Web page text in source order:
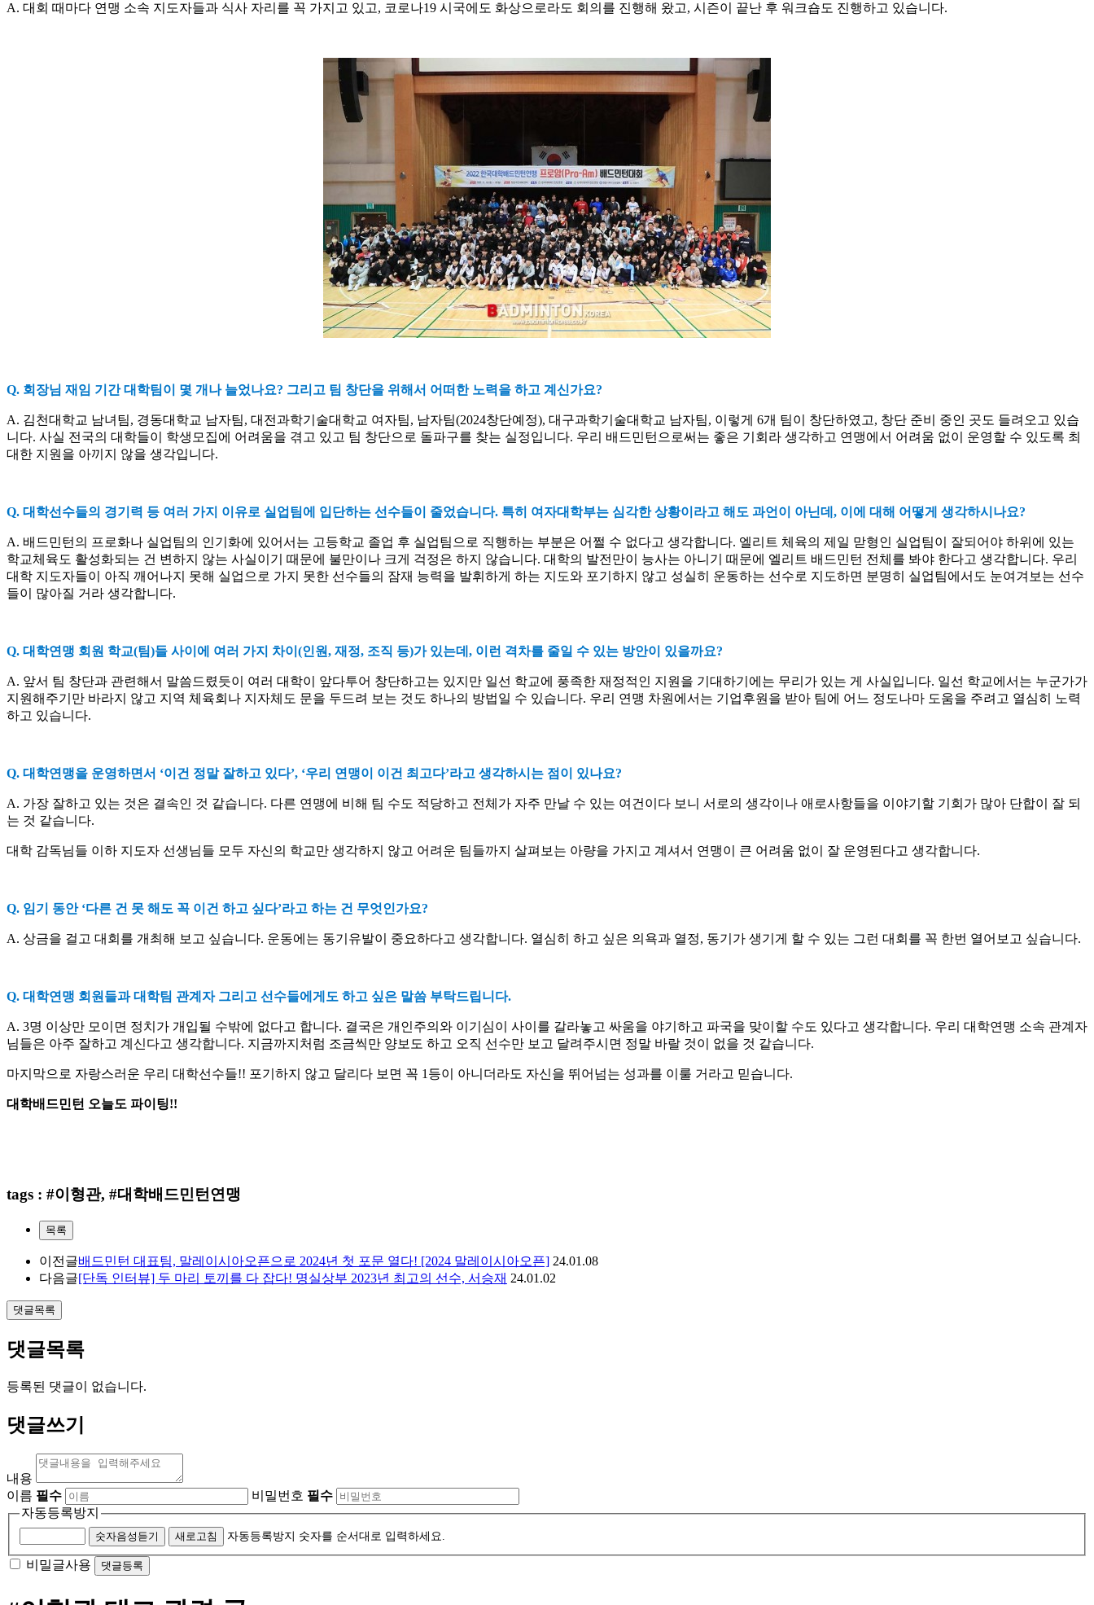
A. 대회 때마다 연맹 소속 지도자들과 식사 자리를 꼭 가지고 있고, 코로나19 시국에도 화상으로라도 회의를 진행해 왔고, 시즌이 끝난 후 워크숍도 진행하고 있습니다.
Q. 회장님 재임 기간 대학팀이 몇 개나 늘었나요? 그리고 팀 창단을 위해서 어떠한 노력을 하고 계신가요?
A. 김천대학교 남녀팀, 경동대학교 남자팀, 대전과학기술대학교 여자팀, 남자팀(2024창단예정), 대구과학기술대학교 남자팀, 이렇게 6개 팀이 창단하였고, 창단 준비 중인 곳도 들려오고 있습
니다. 사실 전국의 대학들이 학생모집에 어려움을 겪고 있고 팀 창단으로 돌파구를 찾는 실정입니다. 우리 배드민턴으로써는 좋은 기회라 생각하고 연맹에서 어려움 없이 운영할 수 있도록 최
대한 지원을 아끼지 않을 생각입니다.
Q. 대학선수들의 경기력 등 여러 가지 이유로 실업팀에 입단하는 선수들이 줄었습니다. 특히 여자대학부는 심각한 상황이라고 해도 과언이 아닌데 , 이에 대해 어떻게 생각하시나요?
A. 배드민턴의 프로화나 실업팀의 인기화에 있어서는 고등학교 졸업 후 실업팀으로 직행하는 부분은 어쩔 수 없다고 생각합니다. 엘리트 체육의 제일 맏형인 실업팀이 잘되어야 하위에 있는
학교체육도 활성화되는 건 변하지 않는 사실이기 때문에 불만이나 크게 걱정은 하지 않습니다. 대학의 발전만이 능사는 아니기 때문에 엘리트 배드민턴 전체를 봐야 한다고 생각합니다. 우리
대학 지도자들이 아직 깨어나지 못해 실업으로 가지 못한 선수들의 잠재 능력을 발휘하게 하는 지도와 포기하지 않고 성실히 운동하는 선수로 지도하면 분명히 실업팀에서도 눈여겨보는 선수
들이 많아질 거라 생각합니다.
Q. 대학연맹 회원 학교(팀)들 사이에 여러 가지 차이 (인원, 재정, 조직 등)가 있는데 , 이런 격차를 줄일 수 있는 방안이 있을까요?
A. 앞서 팀 창단과 관련해서 말씀드렸듯이 여러 대학이 앞다투어 창단하고는 있지만 일선 학교에 풍족한 재정적인 지원을 기대하기에는 무리가 있는 게 사실입니다. 일선 학교에서는 누군가가
지원해주기만 바라지 않고 지역 체육회나 지자체도 문을 두드려 보는 것도 하나의 방법일 수 있습니다. 우리 연맹 차원에서는 기업후원을 받아 팀에 어느 정도나마 도움을 주려고 열심히 노력
하고 있습니다.
Q. 대학연맹을 운영하면서 ‘이건 정말 잘하고 있다’, ‘우리 연맹이 이건 최고다’라고 생각하시는 점이 있나요?
A. 가장 잘하고 있는 것은 결속인 것 같습니다. 다른 연맹에 비해 팀 수도 적당하고 전체가 자주 만날 수 있는 여건이다 보니 서로의 생각이나 애로사항들을 이야기할 기회가 많아 단합이 잘 되
는 것 같습니다.
대학 감독님들 이하 지도자 선생님들 모두 자신의 학교만 생각하지 않고 어려운 팀들까지 살펴보는 아량을 가지고 계셔서 연맹이 큰 어려움 없이 잘 운영된다고 생각합니다.
Q. 임기 동안 ‘다른 건 못 해도 꼭 이건 하고 싶다’라고 하는 건 무엇인가요?
A. 상금을 걸고 대회를 개최해 보고 싶습니다. 운동에는 동기유발이 중요하다고 생각합니다. 열심히 하고 싶은 의욕과 열정, 동기가 생기게 할 수 있는 그런 대회를 꼭 한번 열어보고 싶습니다.
Q. 대학연맹 회원들과 대학팀 관계자 그리고 선수들에게도 하고 싶은 말씀 부탁드립니다.
A. 3명 이상만 모이면 정치가 개입될 수밖에 없다고 합니다. 결국은 개인주의와 이기심이 사이를 갈라놓고 싸움을 야기하고 파국을 맞이할 수도 있다고 생각합니다. 우리 대학연맹 소속 관계자
님들은 아주 잘하고 계신다고 생각합니다. 지금까지처럼 조금씩만 양보도 하고 오직 선수만 보고 달려주시면 정말 바랄 것이 없을 것 같습니다.
마지막으로 자랑스러운 우리 대학선수들!! 포기하지 않고 달리다 보면 꼭 1등이 아니더라도 자신을 뛰어넘는 성과를 이룰 거라고 믿습니다.
대학배드민턴 오늘도 파이팅!!
tags : #이형관, #대학배드민턴연맹
목록
이전글배드민턴 대표팀, 말레이시아오픈으로 2024년 첫 포문 열다! [2024 말레이시아오픈] 24.01.08
다음글[단독 인터뷰] 두 마리 토끼를 다 잡다! 명실상부 2023년 최고의 선수, 서승재 24.01.02
댓글목록
댓글목록
등록된 댓글이 없습니다.
댓글쓰기
내용
이름 필수 비밀번호 필수
자동등록방지
숫자음성듣기 새로고침 자동등록방지 숫자를 순서대로 입력하세요.
비밀글사용